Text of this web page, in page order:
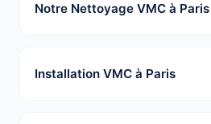
Notre Nettoyage VMC à Paris
Installation VMC à Paris